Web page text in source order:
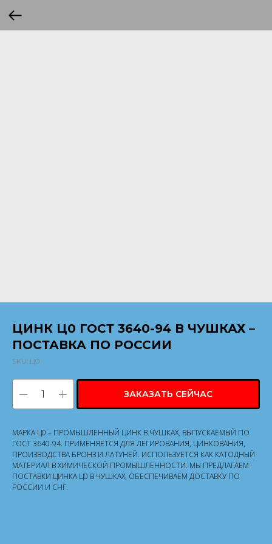
ЦИНК Ц0 ГОСТ 3640-94 В ЧУШКАХ –
ПОСТАВКА ПО РОССИИ
SKU: Ц0
ЗАКАЗАТЬ СЕЙЧАС
МАРКА Ц0 – ПРОМЫШЛЕННЫЙ ЦИНК В ЧУШКАХ, ВЫПУСКАЕМЫЙ ПО
ГОСТ 3640-94. ПРИМЕНЯЕТСЯ ДЛЯ ЛЕГИРОВАНИЯ, ЦИНКОВАНИЯ,
ПРОИЗВОДСТВА БРОНЗ И ЛАТУНЕЙ. ИСПОЛЬЗУЕТСЯ КАК КАТОДНЫЙ
МАТЕРИАЛ В ХИМИЧЕСКОЙ ПРОМЫШЛЕННОСТИ. МЫ ПРЕДЛАГАЕМ
ПОСТАВКИ ЦИНКА Ц0 В ЧУШКАХ, ОБЕСПЕЧИВАЕМ ДОСТАВКУ ПО
РОССИИ И СНГ.